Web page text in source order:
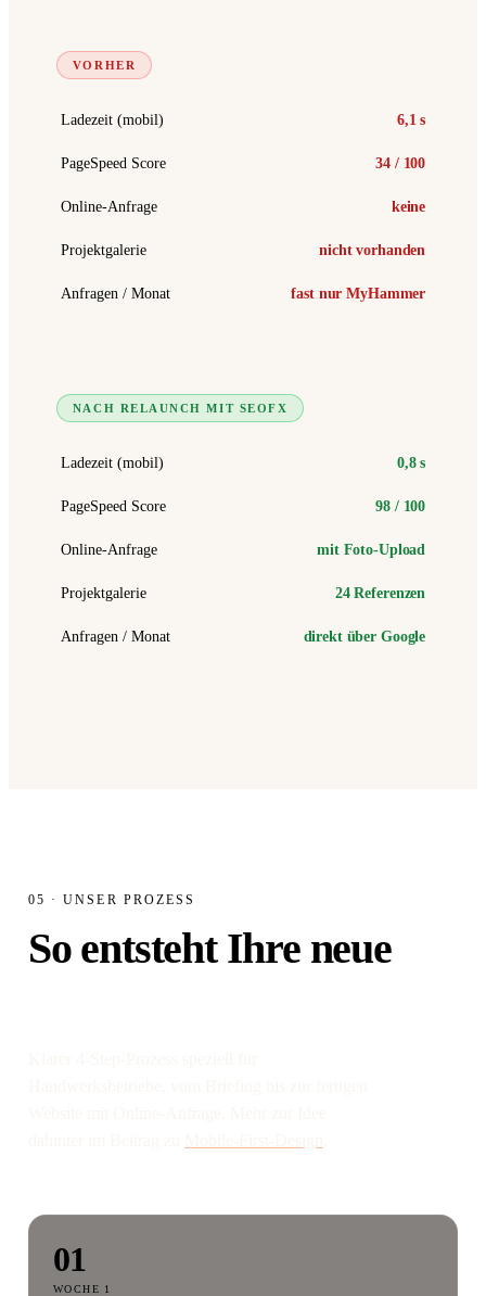
VORHER
Ladezeit (mobil) 6,1 s
PageSpeed Score 34 / 100
Online-Anfrage keine
Projektgalerie nicht vorhanden
Anfragen / Monat fast nur MyHammer
NACH RELAUNCH MIT SEOFX
Ladezeit (mobil) 0,8 s
PageSpeed Score 98 / 100
Online-Anfrage mit Foto-Upload
Projektgalerie 24 Referenzen
Anfragen / Monat direkt über Google
05 · UNSER PROZESS
So entsteht Ihre neue
01
WOCHE 1